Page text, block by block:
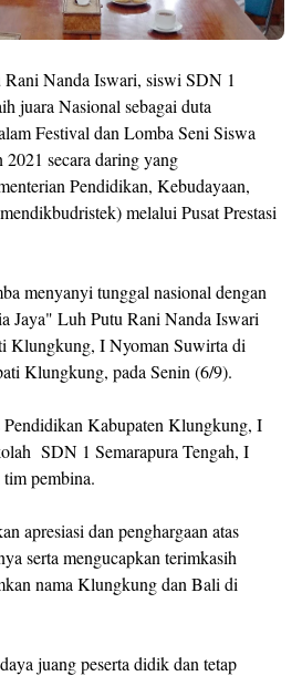
Nanda Iswari, siswi SDN 1
juara Nasional sebagai duta
Festival dan Lomba Seni Siswa
secara daring yang
Pendidikan, Kebudayaan,
melalui Pusat Prestasi
menyanyi tunggal nasional dengan
Jaya" Luh Putu Rani Nanda Iswari
Klungkung, I Nyoman Suwirta di
Klungkung, pada Senin (6/9).
Kabupaten Klungkung, I
SDN 1 Semarapura Tengah, I
pembina.
apresiasi dan penghargaan atas
serta mengucapkan terimkasih
nama Klungkung dan Bali di
juang peserta didik dan tetap